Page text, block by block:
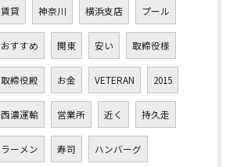
賃貸 神奈川 横浜支店 プール
おすすめ 関東 安い 取締役様
取締役殿 お金 VETERAN 2015
西濃運輸 営業所 近く 持久走
ラーメン 寿司 ハンバーグ